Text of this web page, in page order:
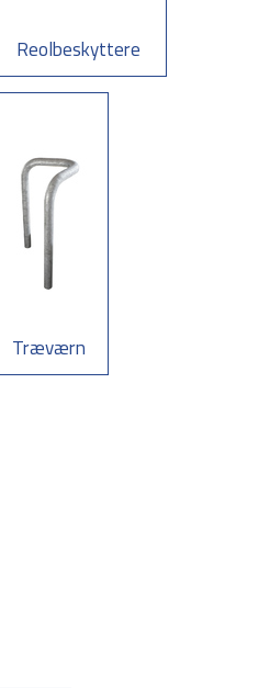
Reolbeskyttere
Træværn